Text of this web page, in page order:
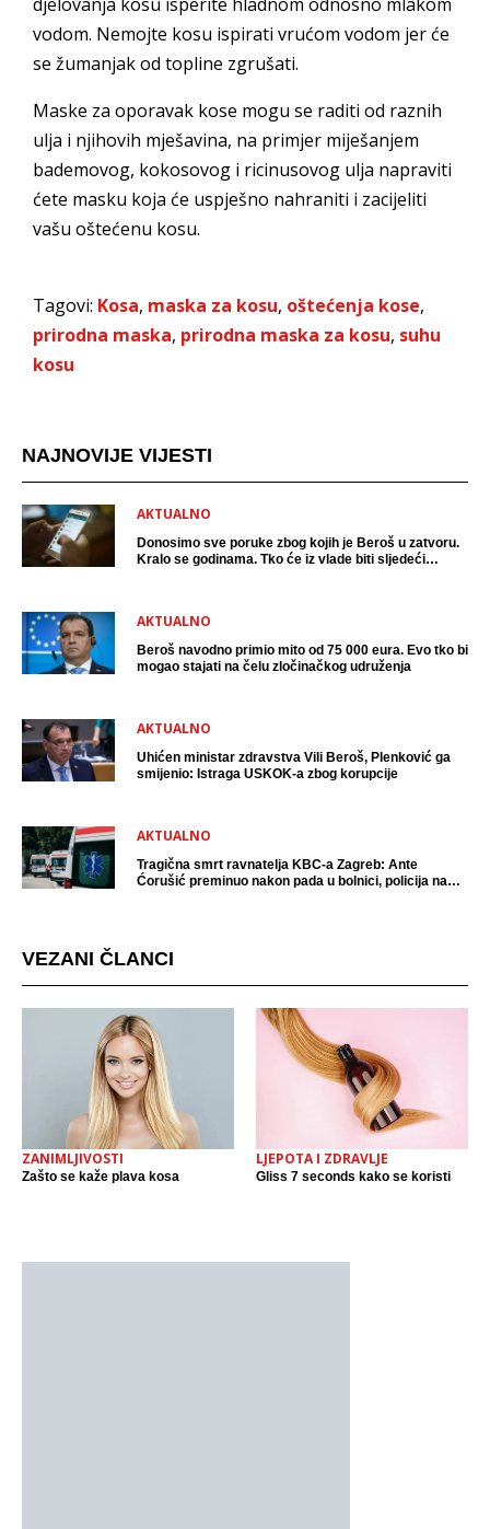
vodom. Nemojte kosu ispirati vrućom vodom jer će
se žumanjak od topline zgrušati.
Maske za oporavak kose mogu se raditi od raznih
ulja i njihovih mješavina, na primjer miješanjem
bademovog, kokosovog i ricinusovog ulja napraviti
ćete masku koja će uspješno nahraniti i zacijeliti
vašu oštećenu kosu.
Tagovi: Kosa, maska za kosu, oštećenja kose,
prirodna maska, prirodna maska za kosu, suhu
kosu
NAJNOVIJE VIJESTI
AKTUALNO
Donosimo sve poruke zbog kojih je Beroš u zatvoru.
Kralo se godinama. Tko će iz vlade biti sljedeći
AKTUALNO
Beroš navodno primio mito od 75 000 eura. Evo tko bi
mogao stajati na čelu zločinačkog udruženja
AKTUALNO
Uhićen ministar zdravstva Vili Beroš, Plenković ga
smijenio: Istraga USKOK-a zbog korupcije
AKTUALNO
Tragična smrt ravnatelja KBC-a Zagreb: Ante
Ćorušić preminuo nakon pada u bolnici, policija na
VEZANI ČLANCI
ZANIMLJIVOSTI
Zašto se kaže plava kosa
LJEPOTA I ZDRAVLJE
Gliss 7 seconds kako se koristi